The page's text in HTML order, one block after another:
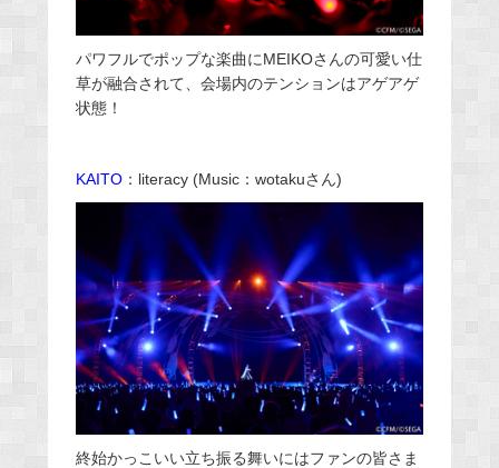
パワフルでポップな楽曲にMEIKOさんの可愛い仕
草が融合されて、会場内のテンションはアゲアゲ
状態！
KAITO：literacy (Music：wotakuさん)
終始かっこいい立ち振る舞いにはファンの皆さま